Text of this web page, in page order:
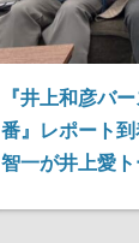
『井上和彦バ
番』レポート
智一が井上愛